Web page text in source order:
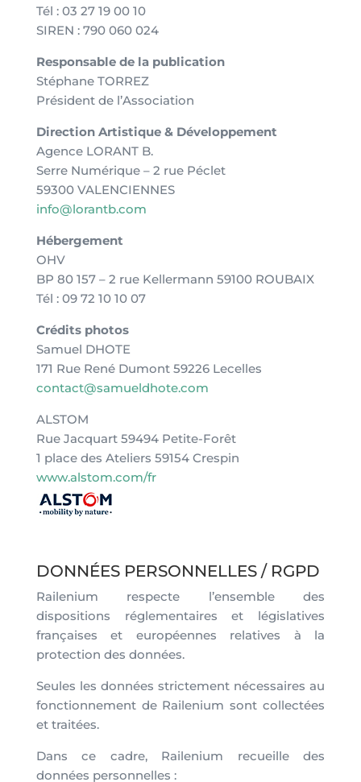
Tél : 03 27 19 00 10
SIREN : 790 060 024
Responsable de la publication
Stéphane TORREZ
Président de l’Association
Direction Artistique & Développement
Agence LORANT B.
Serre Numérique – 2 rue Péclet
59300 VALENCIENNES
info@lorantb.com
Hébergement
OHV
BP 80 157 – 2 rue Kellermann 59100 ROUBAIX
Tél : 09 72 10 10 07
Crédits photos
Samuel DHOTE
171 Rue René Dumont 59226 Lecelles
contact@samueldhote.com
ALSTOM
Rue Jacquart 59494 Petite-Forêt
1 place des Ateliers 59154 Crespin
www.alstom.com/fr
DONNÉES PERSONNELLES / RGPD
Railenium respecte l’ensemble des
dispositions réglementaires et législatives
françaises et européennes relatives à la
protection des données.
Seules les données strictement nécessaires au
fonctionnement de Railenium sont collectées
et traitées.
Dans ce cadre, Railenium recueille des
données personnelles :